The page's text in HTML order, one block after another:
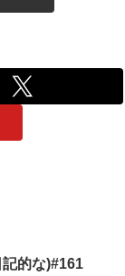
的な)#161